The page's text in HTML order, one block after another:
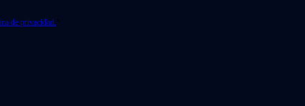
de privacidad. *